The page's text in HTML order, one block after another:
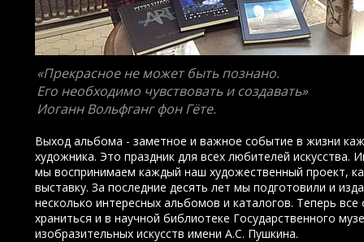
«Прекрасное не может быть познано.
Его необходимо чувствовать и создавать»
Иоганн Вольфганг фон Гёте.
Выход альбома - заметное и важное событие в жизни
художника. Это праздник для всех любителей искусства.
мы воспринимаем каждый наш художественный проект,
выставку. За последние десять лет мы подготовили и
несколько интересных альбомов и каталогов. Теперь все
храниться и в научной библиотеке Государственного
изобразительных искусств имени А.С. Пушкина.